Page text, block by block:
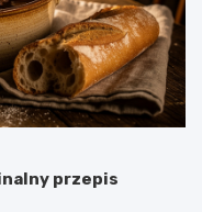
przepis